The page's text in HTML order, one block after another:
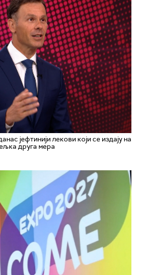
јефтинији лекови који се издају на
друга мера